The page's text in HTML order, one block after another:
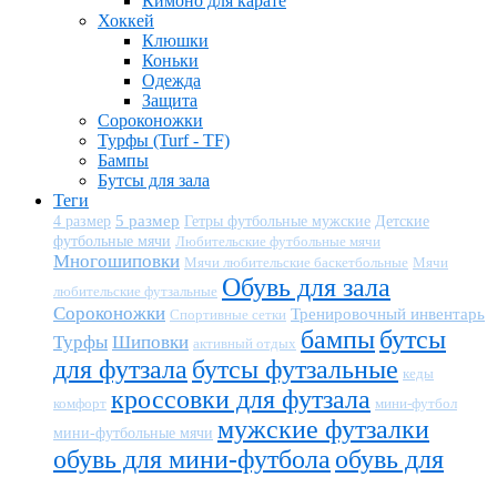
Хоккей
Клюшки
Коньки
Одежда
Защита
Сороконожки
Турфы (Turf - TF)
Бампы
Бутсы для зала
Теги
4 размер 5 размер Гетры футбольные мужские Детские
футбольные мячи Любительские футбольные мячи
Многошиповки Мячи любительские баскетбольные Мячи
любительские футзальные Обувь для зала
Сороконожки Спортивные сетки Тренировочный инвентарь
Турфы Шиповки активный отдых бампыбутсы
для футзала бутсы футзальные кеды
комфорт кроссовки для футзала мини-футбол
мини-футбольные мячи мужские футзалки
обувь для мини-футбола обувь для